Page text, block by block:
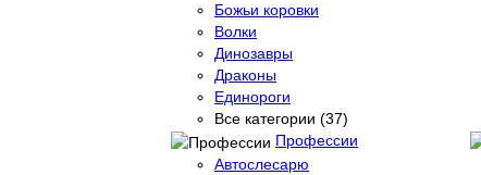
Божьи коровки
Волки
Динозавры
Драконы
Единороги
Все категории (37)
Профессии
Автослесарю